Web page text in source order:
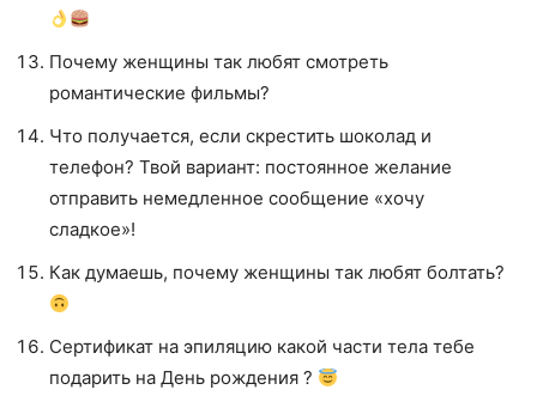
Почему женщины так любят смотреть
романтические фильмы?
Что получается, если скрестить шоколад и
телефон? Твой вариант: постоянное желание
отправить немедленное сообщение «хочу
сладкое»!
Как думаешь, почему женщины так любят болтать?
Сертификат на эпиляцию какой части тела тебе
подарить на День рождения ?